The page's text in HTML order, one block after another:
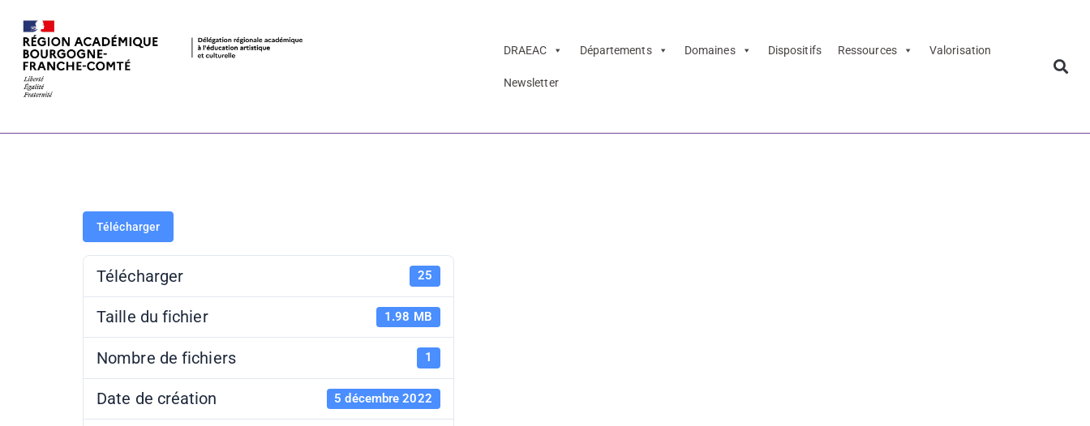
DRAEAC Départements Domaines Dispositifs Ressources Valorisation
Newsletter
Télécharger
Télécharger 25
Taille du fichier 1.98 MB
Nombre de fichiers 1
Date de création 5 décembre 2022